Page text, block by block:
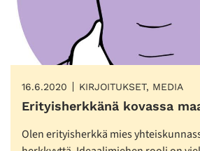
16.6.2020 KIRJOITUKSET, MEDIA
Erityisherkkänä kovassa
Olen erityisherkkä mies